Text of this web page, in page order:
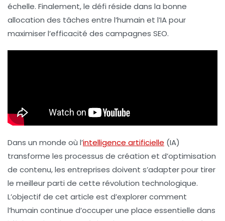
échelle. Finalement, le défi réside dans la bonne
allocation des tâches entre l’humain et l’IA pour
maximiser l’efficacité des campagnes SEO.
Dans un monde où l’intelligence artificielle (IA)
transforme les processus de création et d’optimisation
de contenu, les entreprises doivent s’adapter pour tirer
le meilleur parti de cette révolution technologique.
L’objectif de cet article est d’explorer comment
l’humain continue d’occuper une place essentielle dans